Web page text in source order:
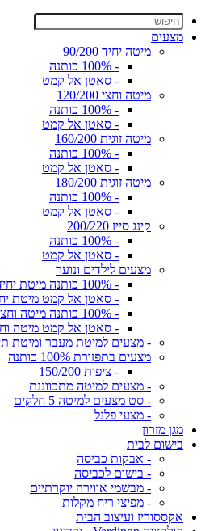
מצעים
מיטה יחיד 90/200
- 100% כותנה
- סאטן אל קמט
מיטה וחצי 120/200
- 100% כותנה
- סאטן אל קמט
מיטה זוגית 160/200
- 100% כותנה
- סאטן אל קמט
מיטה זוגית 180/200
- 100% כותנה
- סאטן אל קמט
קינג סייז 200/220
- 100% כותנה
- סאטן אל קמט
מצעים לילדים ונוער
- 100% כותנה מיטת יחיד 90/200
- סאטן אל קמט מיטת יחיד 90/
- 100% כותנה מיטה וחצי 120/200
- סאטן אל קמט מיטה וחצי 120/
- מצעים למיטת מעבר ומיטת
מצעים בתפזורת 100% כותנה
- ציפות 150/200
- מצעים למיטה מתכווננת
- סט מצעים למיטה 5 חלקים
- מצעי פלנל
מגן מזרון
בישום לבית
- אבקות כביסה
- בישום לכביסה
- מבשמי אווירה יוקרתיים
- מפיצי ריח מקלות
אקססוריז ועיצוב הבית